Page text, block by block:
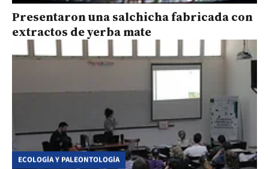
Presentaron una salchicha fabricada con
extractos de yerba mate
ECOLOGÍA Y PALEONTOLOGÍA